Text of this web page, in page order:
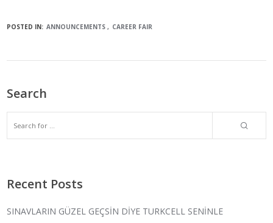
POSTED IN: ANNOUNCEMENTS CAREER FAIR
Search
Recent Posts
SINAVLARIN GÜZEL GEÇSİN DİYE TURKCELL SENİNLE